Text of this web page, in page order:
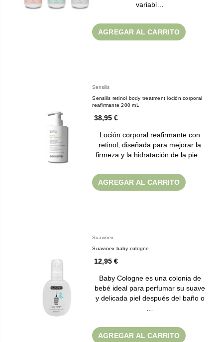
variabl…
AGREGAR AL CARRITO
Sensilis
Sensilis retinol body treatment loción corporal
reafirmante 200 mL
38,95 €
Loción corporal reafirmante con
retinol, diseñada para mejorar la
firmeza y la hidratación de la pie…
AGREGAR AL CARRITO
Suavinex
Suavinex baby cologne
12,95 €
Baby Cologne es una colonia de
bebé ideal para perfumar su suave
y delicada piel después del baño o
AGREGAR AL CARRITO